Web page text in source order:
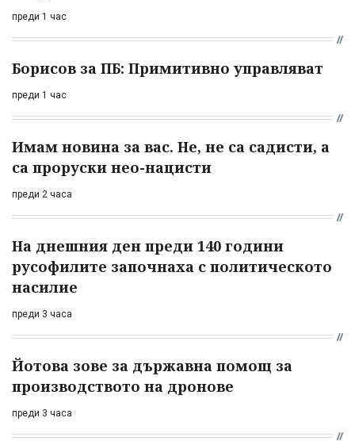
преди 1 час
Борисов за ПБ: Примитивно управляват
преди 1 час
Имам новина за вас. Не, не са садисти, а
са проруски нео-нацисти
преди 2 часа
На днешния ден преди 140 години
русофилите започнаха с политическото
насилие
преди 3 часа
Йотова зове за държавна помощ за
производството на дронове
преди 3 часа